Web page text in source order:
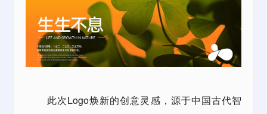
此次Logo焕新的创意灵感，源于中国古代智